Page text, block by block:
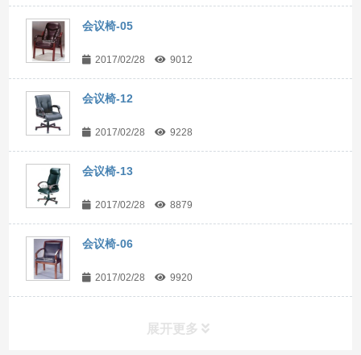
会议椅-05
2017/02/28 9012
会议椅-12
2017/02/28 9228
会议椅-13
2017/02/28 8879
会议椅-06
2017/02/28 9920
展开更多